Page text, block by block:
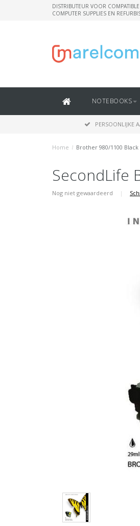
DISTRIBUTEUR VOOR
COMPUTER SUPPLIES EN
NOTEBOOKS
PERSOONLIJKE
Home / Brother 980/1100 Black
SecondLife
Nog niet gewaardeerd |